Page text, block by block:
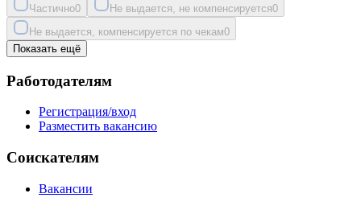
Частично0 Не выдается, не компенсируется0
Не выдается, компенсируется по чекам0
Показать ещё
Работодателям
Регистрация/вход
Разместить вакансию
Соискателям
Вакансии